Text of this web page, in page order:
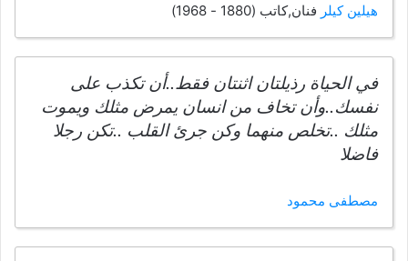
هيلين كيلر فنان,كاتب (1880 - 1968)
في الحياة رذيلتان اثنتان فقط..أن تكذب على
نفسك..وأن تخاف من انسان يمرض مثلك ويموت
مثلك ..تخلص منهما وكن جرئ القلب ..تكن رجلا
فاضلا
مصطفى محمود